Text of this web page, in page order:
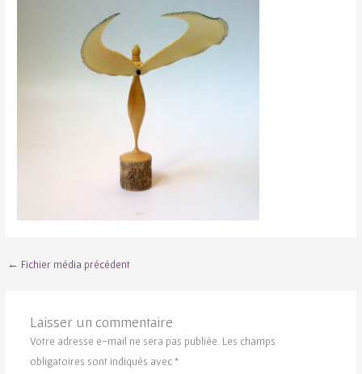
← Fichier média précédent
Laisser un commentaire
Votre adresse e-mail ne sera pas publiée. Les champs
obligatoires sont indiqués avec*